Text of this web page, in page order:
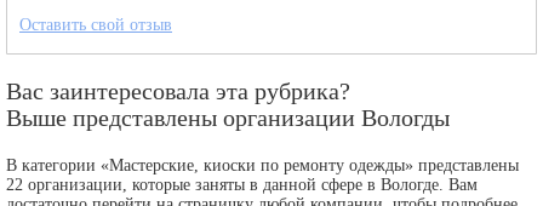
Оставить свой отзыв
Вас заинтересовала эта рубрика?
Выше представлены организации Вологды
В категории «Мастерские, киоски по ремонту одежды» представлены
22 организации, которые заняты в данной сфере в Вологде. Вам